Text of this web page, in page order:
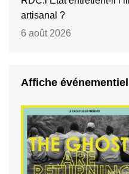
artisanal ?
6 août 2026
Affiche